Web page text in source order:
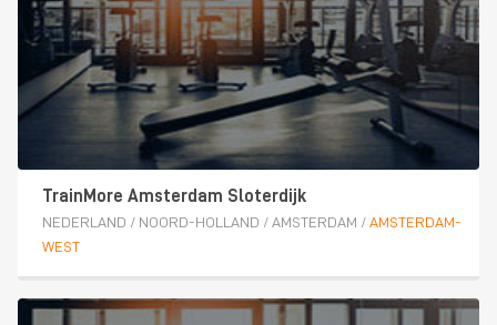
TrainMore Amsterdam Sloterdijk
NEDERLAND / NOORD-HOLLAND / AMSTERDAM / AMSTERDAM-
WEST